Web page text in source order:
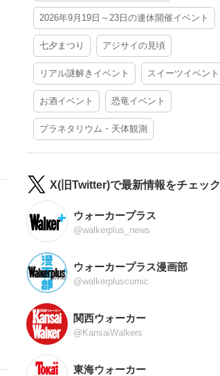
2026年9月19日～23日の連休開催イベント
七夕まつり アジサイの見頃
リアル謎解きイベント スイーツイベント
お酒イベント 恐竜イベント
プラネタリウム・天体観測
X(旧Twitter)で最新情報をチェック
ウォーカープラス
@walkerplus_news
ウォーカープラス漫画部
@walkerpluscomic
関西ウォーカー
@KansaiWalkers
東海ウォーカー